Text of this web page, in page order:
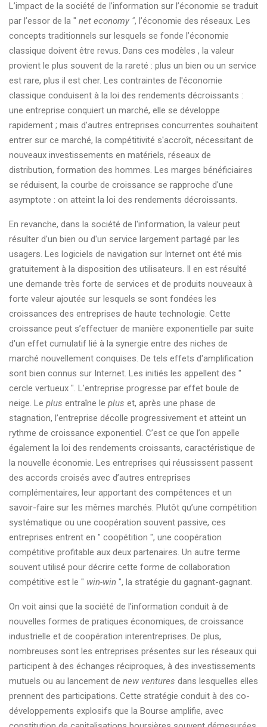
L’impact de la société de l’information sur l’économie se traduit
par l’essor de la " net economy ", l’économie des réseaux. Les
concepts traditionnels sur lesquels se fonde l’économie
classique doivent être revus. Dans ces modèles , la valeur
provient le plus souvent de la rareté : plus un bien ou un service
est rare, plus il est cher. Les contraintes de l'économie
classique conduisent à la loi des rendements décroissants :
une entreprise conquiert un marché, elle se développe
rapidement ; mais d'autres entreprises concurrentes souhaitent
entrer sur ce marché, la compétitivité s'accroît, nécessitant de
nouveaux investissements en matériels, réseaux de
distribution, formation des hommes. Les marges bénéficiaires
se réduisent, la courbe de croissance se rapproche d'une
asymptote : on atteint la loi des rendements décroissants.
En revanche, dans la société de l'information, la valeur peut
résulter d'un bien ou d'un service largement partagé par les
usagers. Les logiciels de navigation sur Internet ont été mis
gratuitement à la disposition des utilisateurs. Il en est résulté
une demande très forte de services et de produits nouveaux à
forte valeur ajoutée sur lesquels se sont fondées les
croissances des entreprises de haute technologie. Cette
croissance peut s’effectuer de manière exponentielle par suite
d'un effet cumulatif lié à la synergie entre des niches de
marché nouvellement conquises. De tels effets d'amplification
sont bien connus sur Internet. Les initiés les appellent des "
cercle vertueux ". L'entreprise progresse par effet boule de
neige. Le plus entraîne le plus et, après une phase de
stagnation, l’entreprise décolle progressivement et atteint un
rythme de croissance exponentiel. C’est ce que l’on appelle
également la loi des rendements croissants, caractéristique de
la nouvelle économie. Les entreprises qui réussissent passent
des accords croisés avec d’autres entreprises
complémentaires, leur apportant des compétences et un
savoir-faire sur les mêmes marchés. Plutôt qu’une compétition
systématique ou une coopération souvent passive, ces
entreprises entrent en " coopétition ", une coopération
compétitive profitable aux deux partenaires. Un autre terme
souvent utilisé pour décrire cette forme de collaboration
compétitive est le " win-win ", la stratégie du gagnant-gagnant.
On voit ainsi que la société de l’information conduit à de
nouvelles formes de pratiques économiques, de croissance
industrielle et de coopération interentreprises. De plus,
nombreuses sont les entreprises présentes sur les réseaux qui
participent à des échanges réciproques, à des investissements
mutuels ou au lancement de new ventures dans lesquelles elles
prennent des participations. Cette stratégie conduit à des co-
développements explosifs que la Bourse amplifie, avec